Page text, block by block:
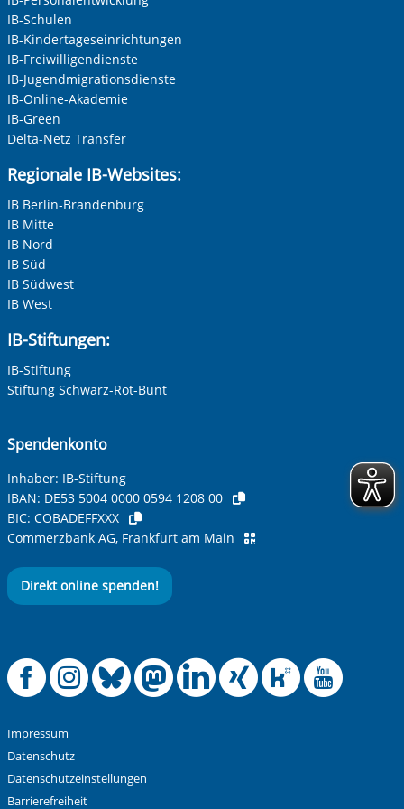
IB-Schulen
IB-Kindertageseinrichtungen
IB-Freiwilligendienste
IB-Jugendmigrationsdienste
IB-Online-Akademie
IB-Green
Delta-Netz Transfer
Regionale IB-Websites:
IB Berlin-Brandenburg
IB Mitte
IB Nord
IB Süd
IB Südwest
IB West
IB-Stiftungen:
IB-Stiftung
Stiftung Schwarz-Rot-Bunt
Spendenkonto
Inhaber: IB-Stiftung
IBAN: DE53 5004 0000 0594 1208 00
BIC: COBADEFFXXX
Commerzbank AG, Frankfurt am Main
Direkt online spenden!
Offizielle
Offizielle
Offizielle
Offizielle
Offizielle
Impressum
Datenschutz
Datenschutzeinstellungen
Barrierefreiheit